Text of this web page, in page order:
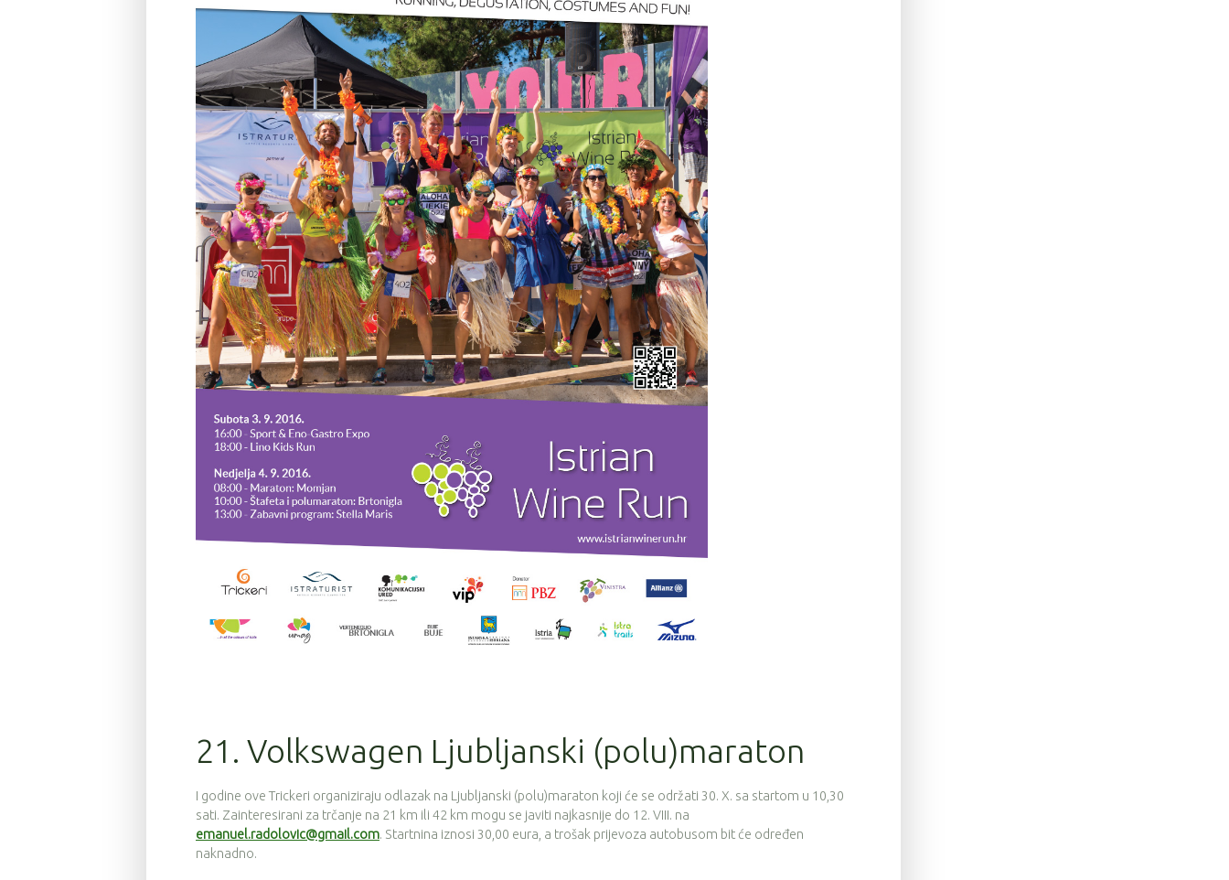
21. Volkswagen Ljubljanski (polu)maraton
I godine ove Trickeri organiziraju odlazak na Ljubljanski (polu)maraton koji će se održati 30. X. sa startom u 10,30
sati. Zainteresirani za trčanje na 21 km ili 42 km mogu se javiti najkasnije do 12. VIII. na
emanuel.radolovic@gmail.com. Startnina iznosi 30,00 eura, a trošak prijevoza autobusom bit će određen
naknadno.